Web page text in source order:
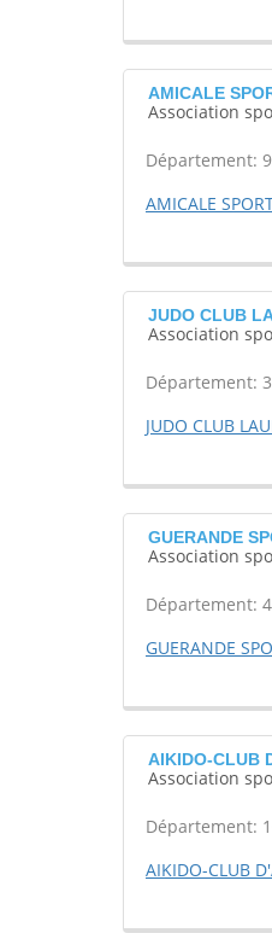
AMICALE
Association
Département:
AMICALE
JUDO CLUB
Association
Département:
JUDO CLUB
GUERANDE
Association
Département:
GUERANDE
AIKIDO-CLUB
Association
Département:
AIKIDO-CLUB